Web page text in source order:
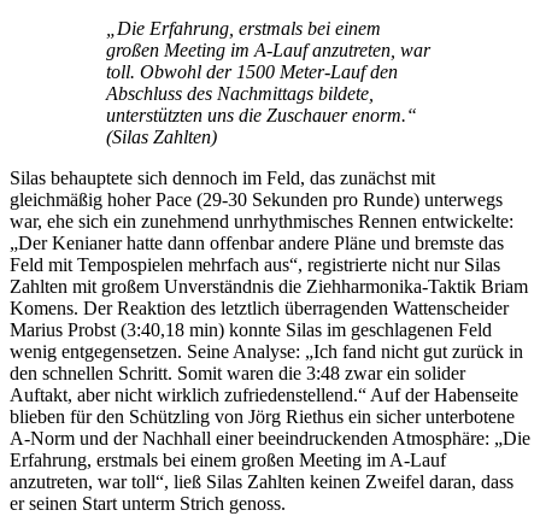
„Die Erfahrung, erstmals bei einem
großen Meeting im A-Lauf anzutreten, war
toll. Obwohl der 1500 Meter-Lauf den
Abschluss des Nachmittags bildete,
unterstützten uns die Zuschauer enorm.“
(Silas Zahlten)
Silas behauptete sich dennoch im Feld, das zunächst mit
gleichmäßig hoher Pace (29-30 Sekunden pro Runde) unterwegs
war, ehe sich ein zunehmend unrhythmisches Rennen entwickelte:
„Der Kenianer hatte dann offenbar andere Pläne und bremste das
Feld mit Tempospielen mehrfach aus“, registrierte nicht nur Silas
Zahlten mit großem Unverständnis die Ziehharmonika-Taktik Briam
Komens. Der Reaktion des letztlich überragenden Wattenscheider
Marius Probst (3:40,18 min) konnte Silas im geschlagenen Feld
wenig entgegensetzen. Seine Analyse: „Ich fand nicht gut zurück in
den schnellen Schritt. Somit waren die 3:48 zwar ein solider
Auftakt, aber nicht wirklich zufriedenstellend.“ Auf der Habenseite
blieben für den Schützling von Jörg Riethus ein sicher unterbotene
A-Norm und der Nachhall einer beeindruckenden Atmosphäre: „Die
Erfahrung, erstmals bei einem großen Meeting im A-Lauf
anzutreten, war toll“, ließ Silas Zahlten keinen Zweifel daran, dass
er seinen Start unterm Strich genoss.